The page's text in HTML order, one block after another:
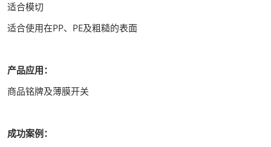
适合模切
适合使用在PP、PE及粗糙的表面
产品应用：
商品铭牌及薄膜开关
成功案例：